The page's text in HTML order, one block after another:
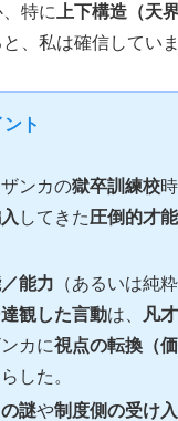
特に 上下構造（天
、私は確信していま
ト
ンカの獄卒訓練校
してきた圧倒的才能
能力 （あるいは純
達観した言動は、
凡
カに視点の転換（
した。
謎や制度側の受け